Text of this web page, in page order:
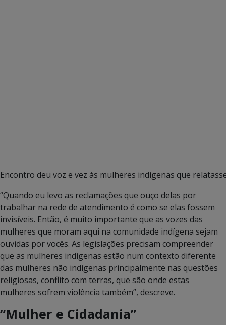
Encontro deu voz e vez às mulheres indígenas que
“Quando eu levo as reclamações que ouço delas por
trabalhar na rede de atendimento é como se elas fossem
invisíveis. Então, é muito importante que as vozes das
mulheres que moram aqui na comunidade indígena sejam
ouvidas por vocês. As legislações precisam compreender
que as mulheres indígenas estão num contexto diferente
das mulheres não indígenas principalmente nas questões
religiosas, conflito com terras, que são onde estas
mulheres sofrem violência também”, descreve.
“Mulher e Cidadania”